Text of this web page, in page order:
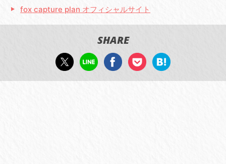
fox capture plan オフィシャルサイト
SHARE